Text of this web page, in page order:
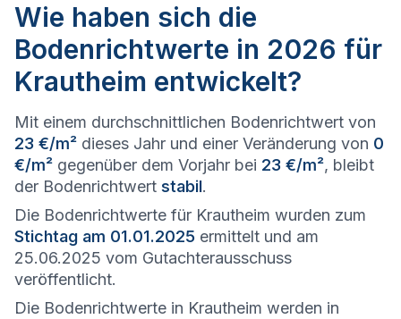
Wie haben sich die
Bodenrichtwerte in 2026 für
Krautheim entwickelt?
Mit einem durchschnittlichen Bodenrichtwert von
23 €/m² dieses Jahr und einer Veränderung von 0
€/m² gegenüber dem Vorjahr bei 23 €/m², bleibt
der Bodenrichtwert stabil.
Die Bodenrichtwerte für Krautheim wurden zum
Stichtag am 01.01.2025 ermittelt und am
25.06.2025 vom Gutachterausschuss
veröffentlicht.
Die Bodenrichtwerte in Krautheim werden in